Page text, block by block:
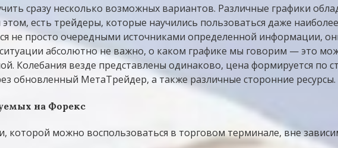
сразу несколько возможных вариантов. Различные графики
есть трейдеры, которые научились пользоваться даже
не просто очередными источниками определенной информации,
абсолютно не важно, о каком графике мы говорим — это
Колебания везде представлены одинаково, цена формируется по
обновленный МетаТрейдер, а также различные сторонние ресурсы.
на Форекс
которой можно воспользоваться в торговом терминале, вне